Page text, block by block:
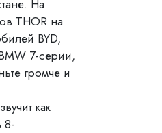
На
THOR на
BYD,
7-серии,
громче и
как
8-